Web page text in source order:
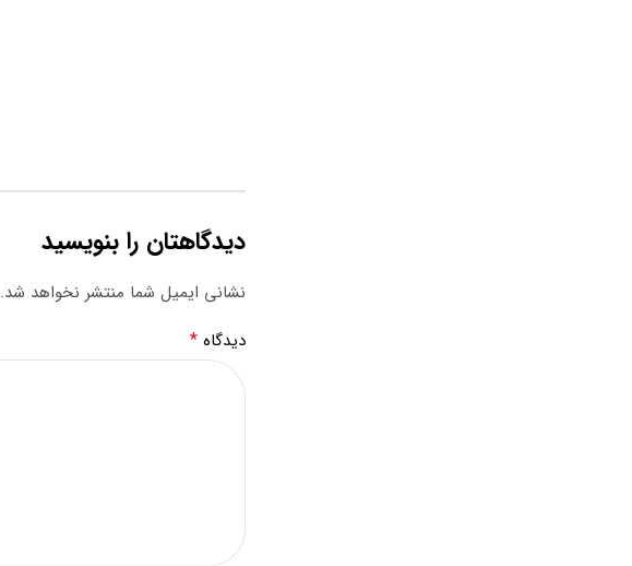
دیدگاهتان را بنویسید
نشانی ایمیل شما منتشر نخواهد شد.
دیدگاه*